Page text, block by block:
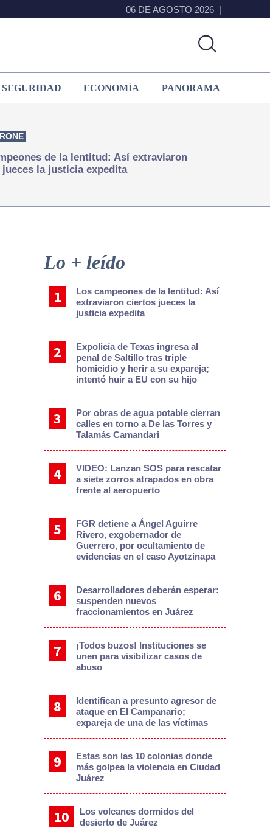
06 DE AGOSTO 2026
SEGURIDAD ECONOMÍA PANORAMA
de la lentitud: Así extraviaron
la justicia expedita
Sidebar
Lo + leído
Los campeones de la lentitud: Así
extraviaron ciertos jueces la
justicia expedita
Expolicía de Texas ingresa al
penal de Saltillo tras triple
homicidio y herir a su expareja;
intentó huir a EU con su hijo
Por obras de agua potable cierran
calles en torno a De las Torres y
Talamás Camandari
VIDEO: Lanzan SOS para rescatar
a siete zorros atrapados en obra
frente al aeropuerto
FGR detiene a Ángel Aguirre
Rivero, exgobernador de
Guerrero, por ocultamiento de
evidencias en el caso Ayotzinapa
Desarrolladores deberán esperar:
suspenden nuevos
fraccionamientos en Juárez
¡Todos buzos! Instituciones se
unen para visibilizar casos de
abuso
Identifican a presunto agresor de
ataque en El Campanario;
expareja de una de las víctimas
Estas son las 10 colonias donde
más golpea la violencia en Ciudad
Juárez
Los volcanes dormidos del
desierto de Juárez